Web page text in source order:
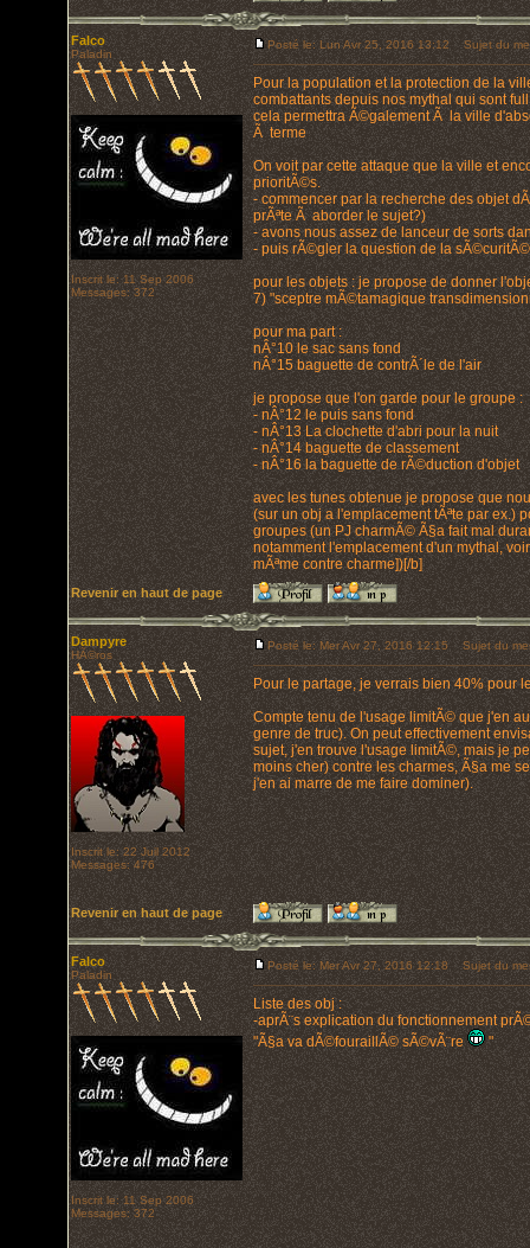
Falco
Paladin
Inscrit le: 11 Sep 2006
Messages: 372
Posté le: Lun Avr 25, 2016 13:12 Sujet du
Pour la population et la protection de la
combattants depuis nos mythal qui sont
cela permettra Ã©galement Ã la ville
Ã terme
On voit par cette attaque que la ville et
prioritÃ©s.
- commencer par la recherche des objet
prÃªte Ã aborder le sujet?)
- avons nous assez de lanceur de sorts
- puis rÃ©gler la question de la sÃ©curitÃ©
pour les objets : je propose de donner
7) "sceptre mÃ©tamagique
pour ma part :
nÂ°10 le sac sans fond
nÂ°15 baguette de contrÃ´le de l'air
je propose que l'on garde pour le groupe :
- nÂ°12 le puis sans fond
- nÂ°13 La clochette d'abri pour la nuit
- nÂ°14 baguette de classement
- nÂ°16 la baguette de rÃ©duction d'objet
avec les tunes obtenue je propose que
(sur un obj a l'emplacement tÃªte par ex.)
groupes (un PJ charmÃ© Ã§a fait mal
notamment l'emplacement d'un mythal,
mÃªme contre charme])[/b]
Revenir en haut de page
Dampyre
HÃ©ros
Inscrit le: 22 Juil 2012
Messages: 476
Posté le: Mer Avr 27, 2016 12:15 Sujet du
Pour le partage, je verrais bien 40% pour
Compte tenu de l'usage limitÃ© que j'en
genre de truc). On peut effectivement
sujet, j'en trouve l'usage limitÃ©, mais je
moins cher) contre les charmes, Ã§a me
j'en ai marre de me faire dominer).
Revenir en haut de page
Falco
Paladin
Inscrit le: 11 Sep 2006
Messages: 372
Posté le: Mer Avr 27, 2016 12:18 Sujet du
Liste des obj :
-aprÃ¨s explication du fonctionnement
"Ã§a va dÃ©fouraillÃ© sÃ©vÃ¨re
"